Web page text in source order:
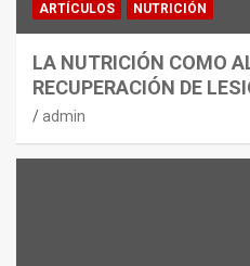
ARTÍCULOS NUTRICIÓN
LA NUTRICIÓN COMO
RECUPERACIÓN DE
admin